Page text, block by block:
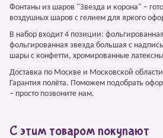
Фонтаны из шаров "Звезда и корона" –
воздушных шаров с гелием для яркого
В набор входит 4 позиции:
фольгированная звезда большая с
шары с конфетти, хромированные
Доставка по Москве и Московской области
Гарантия полёта. Поможем подобрать
– просто позвоните нам.
С этим товаром покупают